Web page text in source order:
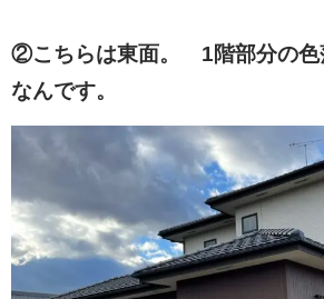
②こちらは東面。 1階部分の色
なんです。